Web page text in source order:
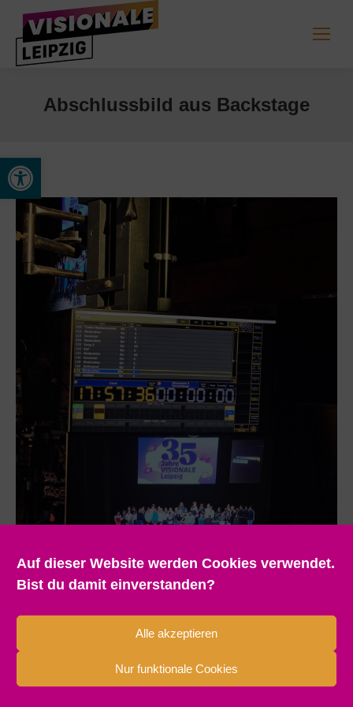
Open toolbar
Auf dieser Website werden Cookies verwendet.
Bist du damit einverstanden?
Alle akzeptieren
Nur funktionale Cookies
Abschlussbild aus Backstage